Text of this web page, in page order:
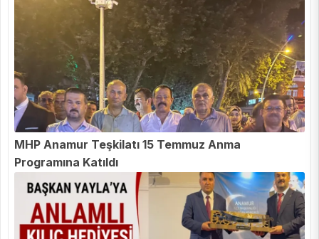
MHP Anamur Teşkilatı 15 Temmuz Anma
Programına Katıldı